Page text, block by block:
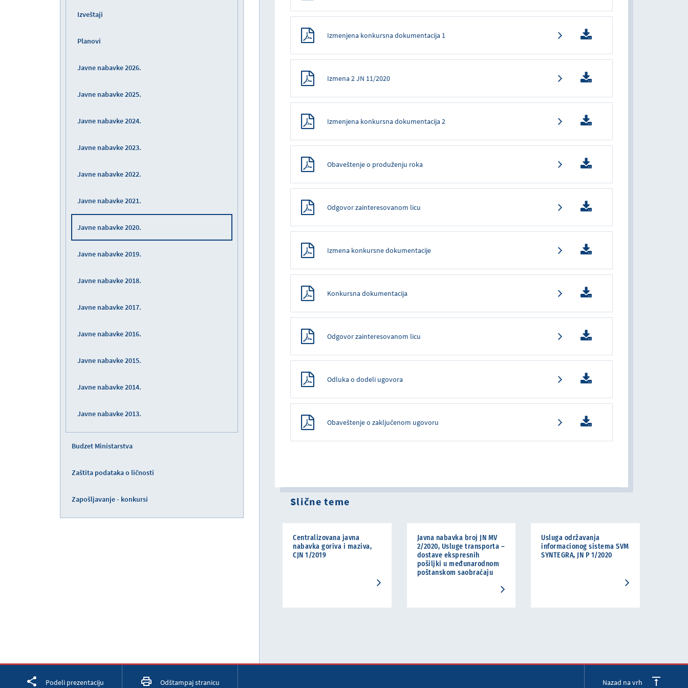
Izveštaji
Planovi
Javne nabavke 2026.
Javne nabavke 2025.
Javne nabavke 2024.
Javne nabavke 2023.
Javne nabavke 2022.
Javne nabavke 2021.
Javne nabavke 2020.
Javne nabavke 2019.
Javne nabavke 2018.
Javne nabavke 2017.
Javne nabavke 2016.
Javne nabavke 2015.
Javne nabavke 2014.
Javne nabavke 2013.
Budzet Ministarstva
Zaštita podataka o ličnosti
Zapošljavanje - konkursi
Izmenjena konkursna dokumentacija 1
Izmena 2 JN 11/2020
Izmenjena konkursna dokumentacija 2
Obaveštenje o produženju roka
Odgovor zainteresovanom licu
Izmena konkursne dokumentacije
Konkursna dokumentacija
Odgovor zainteresovanom licu
Odluka o dodeli ugovora
Obaveštenje o zaključenom ugovoru
Slične teme
Centralizovana javna
nabavka goriva i maziva,
CJN 1/2019
Javna nabavka broj JN MV
2/2020, Usluge transporta –
dostave ekspresnih
pošiljki u međunarodnom
poštanskom saobraćaju
Usluga održavanja
informacionog sistema SVM
SYNTEGRA, JN P 1/2020
Podeli prezentaciju
Facebook LinkedIn
Odštampaj stranicu Nazad na vrh